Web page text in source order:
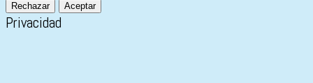
Rechazar Aceptar
Privacidad